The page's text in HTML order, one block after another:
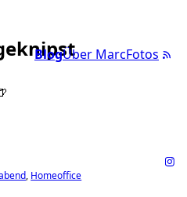
BlogÜber MarcFotos
Homeoffice